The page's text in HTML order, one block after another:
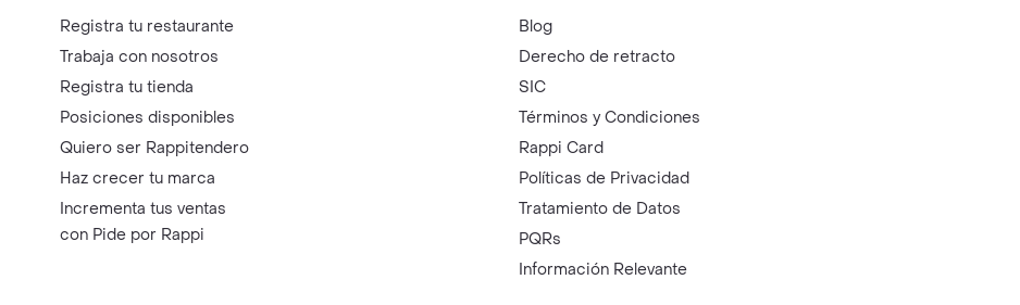
Registra tu restaurante
Trabaja con nosotros
Registra tu tienda
Posiciones disponibles
Quiero ser Rappitendero
Haz crecer tu marca
Incrementa tus ventas
con Pide por Rappi
Blog
Derecho de retracto
SIC
Términos y Condiciones
Rappi Card
Políticas de Privacidad
Tratamiento de Datos
PQRs
Información Relevante